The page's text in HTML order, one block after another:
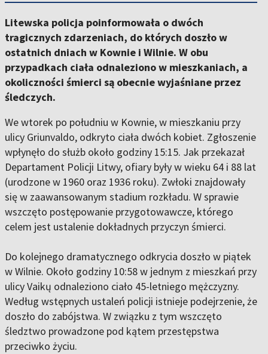
Litewska policja poinformowała o dwóch
tragicznych zdarzeniach, do których doszło w
ostatnich dniach w Kownie i Wilnie. W obu
przypadkach ciała odnaleziono w mieszkaniach, a
okoliczności śmierci są obecnie wyjaśniane przez
śledczych.
We wtorek po południu w Kownie, w mieszkaniu przy
ulicy Griunvaldo, odkryto ciała dwóch kobiet. Zgłoszenie
wpłynęło do służb około godziny 15:15. Jak przekazał
Departament Policji Litwy, ofiary były w wieku 64 i 88 lat
(urodzone w 1960 oraz 1936 roku). Zwłoki znajdowały
się w zaawansowanym stadium rozkładu. W sprawie
wszczęto postępowanie przygotowawcze, którego
celem jest ustalenie dokładnych przyczyn śmierci.
Do kolejnego dramatycznego odkrycia doszło w piątek
w Wilnie. Około godziny 10:58 w jednym z mieszkań przy
ulicy Vaikų odnaleziono ciało 45-letniego mężczyzny.
Według wstępnych ustaleń policji istnieje podejrzenie, że
doszło do zabójstwa. W związku z tym wszczęto
śledztwo prowadzone pod kątem przestępstwa
przeciwko życiu.